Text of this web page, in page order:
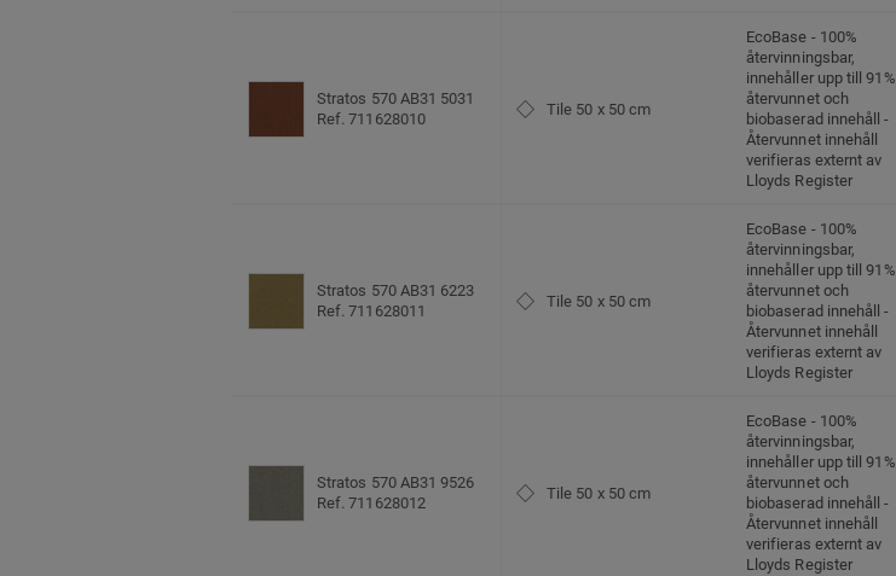
Stratos 570 AB31 5031
Ref. 711628010
Tile 50 x 50 cm
EcoBase - 100%
återvinningsbar,
innehåller upp till 91%
återvunnet och
biobaserad innehåll -
Återvunnet innehåll
verifieras externt av
Lloyds Register
Stratos 570 AB31 6223
Ref. 711628011
Tile 50 x 50 cm
EcoBase - 100%
återvinningsbar,
innehåller upp till 91%
återvunnet och
biobaserad innehåll -
Återvunnet innehåll
verifieras externt av
Lloyds Register
Stratos 570 AB31 9526
Ref. 711628012
Tile 50 x 50 cm
EcoBase - 100%
återvinningsbar,
innehåller upp till 91%
återvunnet och
biobaserad innehåll -
Återvunnet innehåll
verifieras externt av
Lloyds Register